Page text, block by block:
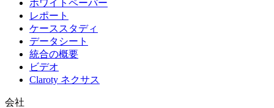
ホワイトペーパー
レポート
ケーススタディ
データシート
統合の概要
ビデオ
Claroty ネクサス
会社